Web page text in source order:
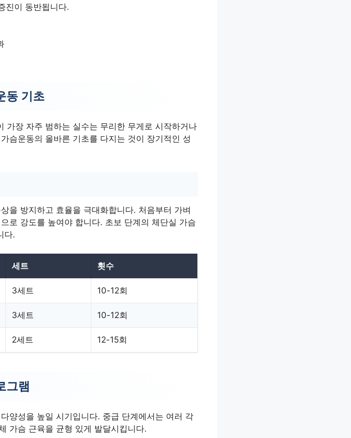
진이 동반됩니다.
동 기초
가장 자주 범하는 실수는 무리한 무게로 시작하거나
슴운동의 올바른 기초를 다지는 것이 장기적인 성
을 방지하고 효율을 극대화합니다. 처음부터 가벼
로 강도를 높여야 합니다. 초보 단계의 체단실 가슴
다.
세트 횟수
3세트 10-12회
3세트 10-12회
2세트 12-15회
그램
양성을 높일 시기입니다. 중급 단계에서는 여러 각
가슴 근육을 균형 있게 발달시킵니다.